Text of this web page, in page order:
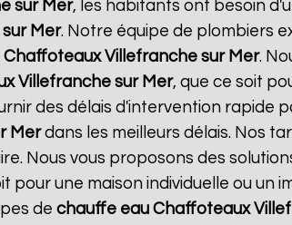
sur Mer, les habitants ont besoin
Mer. Notre équipe de plombiers
Chaffoteaux Villefranche sur Mer.
Villefranche sur Mer, que ce soit
des délais d'intervention rapide
Merdans les meilleurs délais. Nos
Nous vous proposons des
pour une maison individuelle ou
de chauffe eau Chaffoteaux